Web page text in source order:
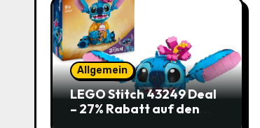
Allgemein
LEGO Stitch 43249 Deal
– 27% Rabatt auf den